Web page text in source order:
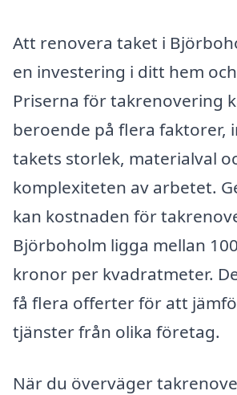
Att renovera taket i
en investering i ditt hem
Priserna för takrenovering
beroende på flera faktorer,
takets storlek, materialval
komplexiteten av arbetet.
kan kostnaden för
Björboholm ligga mellan
kronor per kvadratmeter.
få flera offerter för att
tjänster från olika företag.
När du överväger